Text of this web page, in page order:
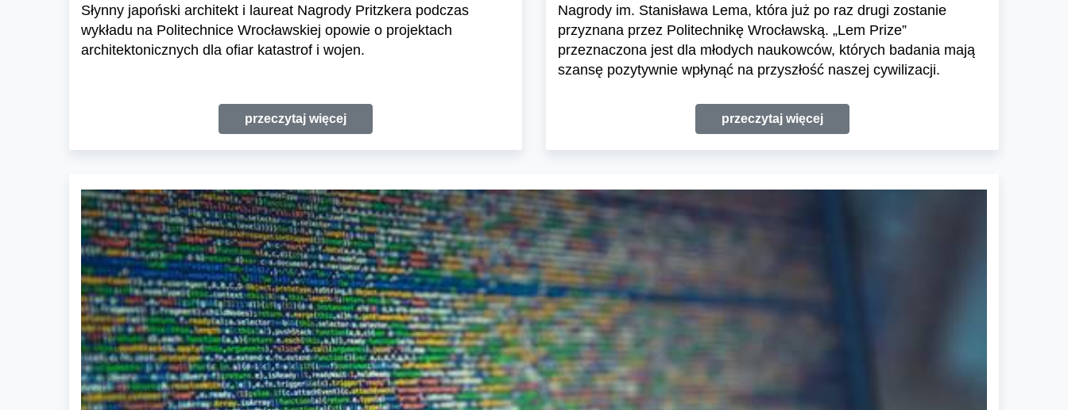
Słynny japoński architekt i laureat Nagrody Pritzkera podczas
wykładu na Politechnice Wrocławskiej opowie o projektach
architektonicznych dla ofiar katastrof i wojen.
przeczytaj więcej
Nagrody im. Stanisława Lema, która już po raz drugi zostanie
przyznana przez Politechnikę Wrocławską. „Lem Prize”
przeznaczona jest dla młodych naukowców, których badania mają
szansę pozytywnie wpłynąć na przyszłość naszej cywilizacji.
przeczytaj więcej